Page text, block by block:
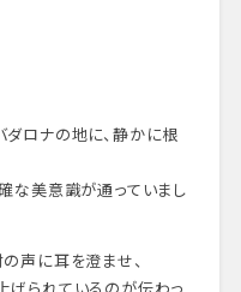
ロナの地に、静かに根
な美意識が通っていまし
声に耳を澄ませ、